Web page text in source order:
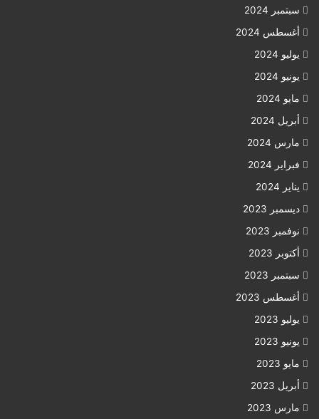
سبتمبر 2024
أغسطس 2024
يوليو 2024
يونيو 2024
مايو 2024
أبريل 2024
مارس 2024
فبراير 2024
يناير 2024
ديسمبر 2023
نوفمبر 2023
أكتوبر 2023
سبتمبر 2023
أغسطس 2023
يوليو 2023
يونيو 2023
مايو 2023
أبريل 2023
مارس 2023